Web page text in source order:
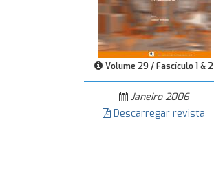
Volume 29 / Fascículo 1 & 2
Janeiro 2006
Descarregar revista